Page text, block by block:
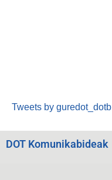
Tweets by guredot_dotb
DOT Komunikabideak